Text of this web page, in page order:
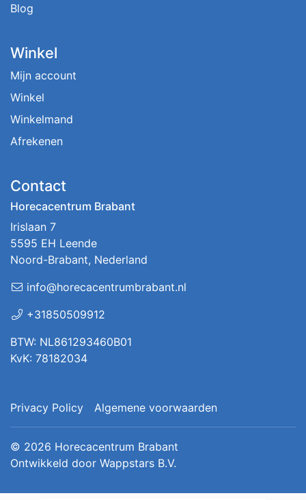
Blog
Winkel
Mijn account
Winkel
Winkelmand
Afrekenen
Contact
Horecacentrum Brabant
Irislaan 7
5595 EH Leende
Noord-Brabant, Nederland
info@horecacentrumbrabant.nl
+31850509912
BTW: NL861293460B01
KvK: 78182034
Privacy Policy Algemene voorwaarden
© 2026 Horecacentrum Brabant
Ontwikkeld door Wappstars B.V.